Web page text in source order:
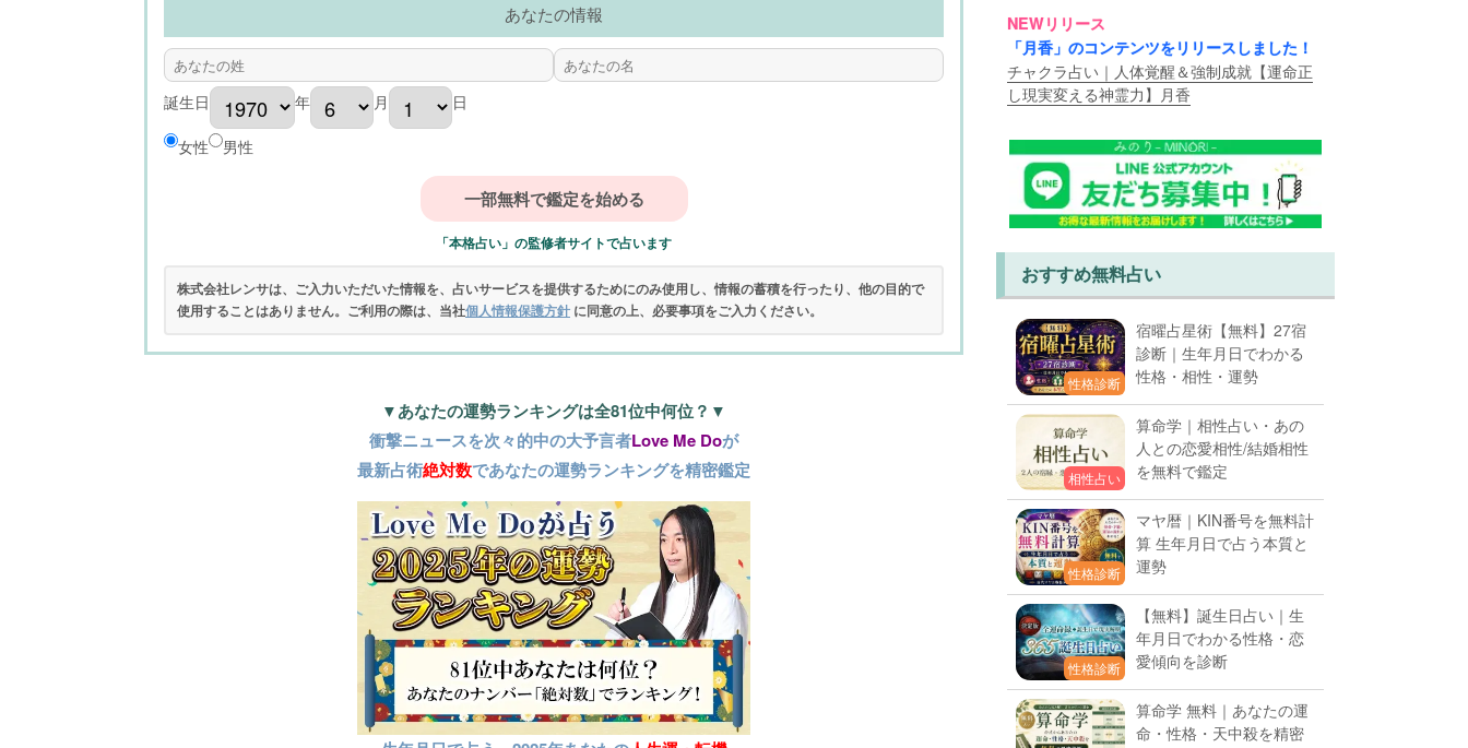
あなたの情報
誕生日 年 月 日
女性 男性
「本格占い」の監修者サイトで占います
株式会社レンサは、ご入力いただいた情報を、占いサービスを提供するためにのみ使用し、情報の蓄積を行ったり、他の目的で
使用することはありません。ご利用の際は、当社個人情報保護方針 に同意の上、必要事項をご入力ください。
▼あなたの運勢ランキングは全81位中何位？▼
衝撃ニュースを次々的中の大予言者Love Me Doが
最新占術絶対数であなたの運勢ランキングを精密鑑定
NEWリリース
「月香」のコンテンツをリリースしました！
チャクラ占い｜人体覚醒＆強制成就【運命正
し現実変える神霊力】月香
おすすめ無料占い
性格診断
宿曜占星術【無料】27宿
診断｜生年月日でわかる
性格・相性・運勢
相性占い
算命学｜相性占い・あの
人との恋愛相性/結婚相性
を無料で鑑定
性格診断
マヤ暦｜KIN番号を無料計
算 生年月日で占う本質と
運勢
性格診断
【無料】誕生日占い｜生
年月日でわかる性格・恋
愛傾向を診断
算命学 無料｜あなたの運
命・性格・天中殺を精密